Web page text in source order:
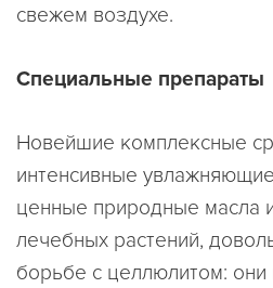
свежем воздухе.
Специальные препараты
Новейшие комплексные
интенсивные
ценные природные масла
лечебных растений,
борьбе с целлюлитом: